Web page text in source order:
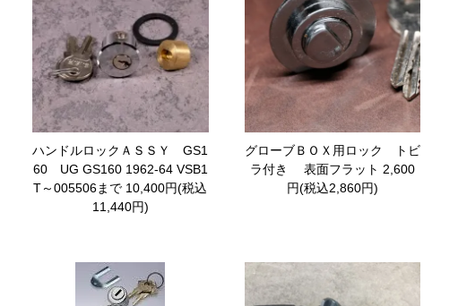
ハンドルロックＡＳＳＹ GS1
60 UG GS160 1962-64 VSB1
T～005506まで 10,400円(税込
11,440円)
グローブＢＯＸ用ロック トビ
ラ付き
表面フラット 2,600
円(税込2,860円)